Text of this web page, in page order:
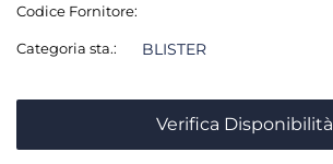
Codice Fornitore:
Categoria sta.: BLISTER
Verifica Disponibilità